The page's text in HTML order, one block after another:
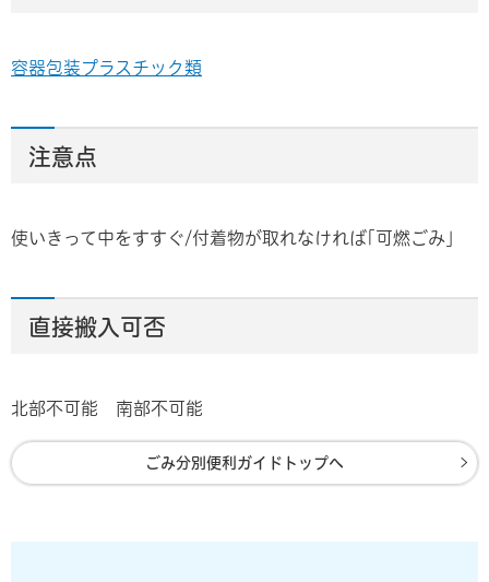
容器包装プラスチック類
注意点
使いきって中をすすぐ/付着物が取れなければ｢可燃ごみ｣
直接搬入可否
北部不可能 南部不可能
ごみ分別便利ガイドトップへ